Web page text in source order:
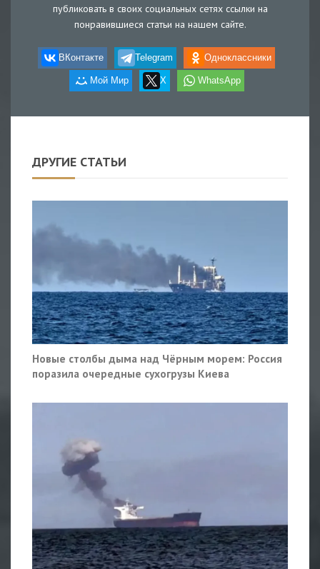
публиковать в своих социальных сетях ссылки на
понравившиеся статьи на нашем сайте.
ВКонтакте Telegram Одноклассники
Мой Мир X WhatsApp
ДРУГИЕ СТАТЬИ
Новые столбы дыма над Чёрным морем: Россия
поразила очередные сухогрузы Киева